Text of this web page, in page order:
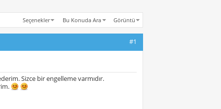
Seçenekler Bu Konuda Ara Görüntü
#1
Sizce bir engelleme varmıdır.